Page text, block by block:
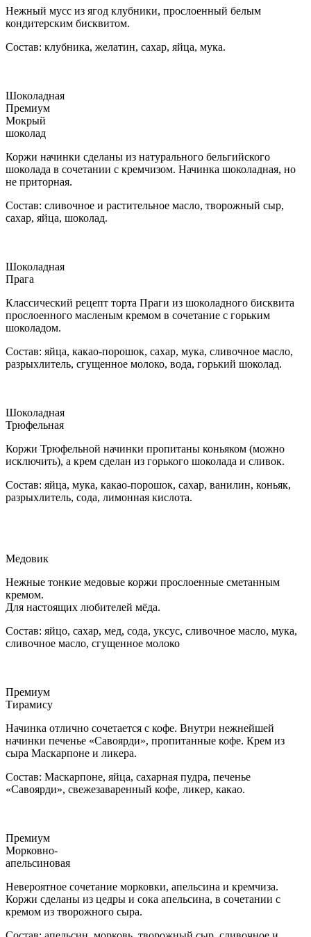
Нежный мусс из ягод клубники, прослоенный белым
кондитерским бисквитом.
Состав: клубника, желатин, сахар, яйца, мука.
Шоколадная
Премиум
Мокрый
шоколад
Коржи начинки сделаны из натурального бельгийского
шоколада в сочетании с кремчизом. Начинка шоколадная, но
не приторная.
Состав: сливочное и растительное масло, творожный сыр,
сахар, яйца, шоколад.
Шоколадная
Прага
Классический рецепт торта Праги из шоколадного бисквита
прослоенного масленым кремом в сочетание с горьким
шоколадом.
Состав: яйца, какао-порошок, сахар, мука, сливочное масло,
разрыхлитель, сгущенное молоко, вода, горький шоколад.
Шоколадная
Трюфельная
Коржи Трюфельной начинки пропитаны коньяком (можно
исключить), а крем сделан из горького шоколада и сливок.
Состав: яйца, мука, какао-порошок, сахар, ванилин, коньяк,
разрыхлитель, сода, лимонная кислота.
Медовик
Нежные тонкие медовые коржи прослоенные сметанным
кремом.
Для настоящих любителей мёда.
Состав: яйцо, сахар, мед, сода, уксус, сливочное масло, мука,
сливочное масло, сгущенное молоко
Премиум
Тирамису
Начинка отлично сочетается с кофе. Внутри нежнейшей
начинки печенье «Савоярди», пропитанные кофе. Крем из
сыра Маскарпоне и ликера.
Состав: Маскарпоне, яйца, сахарная пудра, печенье
«Савоярди», свежезаваренный кофе, ликер, какао.
Премиум
Морковно-
апельсиновая
Невероятное сочетание морковки, апельсина и кремчиза.
Коржи сделаны из цедры и сока апельсина, в сочетании с
кремом из творожного сыра.